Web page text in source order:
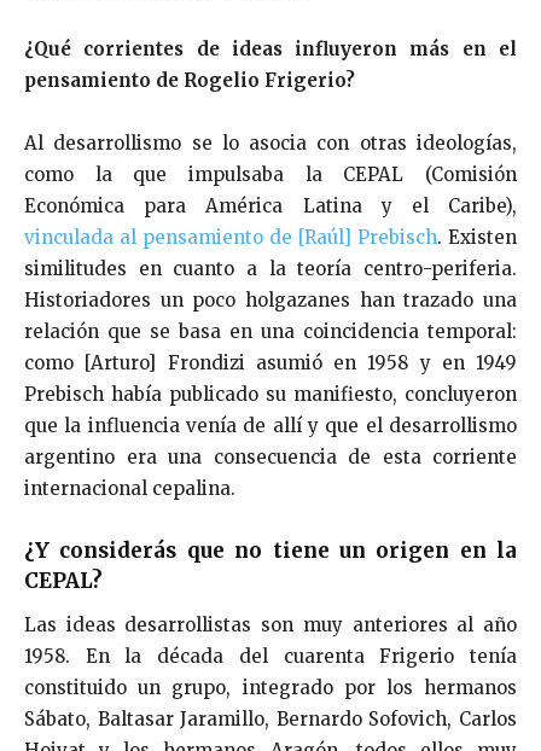
¿Qué corrientes de ideas influyeron más en el
pensamiento de Rogelio Frigerio?
Al desarrollismo se lo asocia con otras ideologías,
como la que impulsaba la CEPAL (Comisión
Económica para América Latina y el Caribe),
vinculada al pensamiento de [Raúl] Prebisch. Existen
similitudes en cuanto a la teoría centro-periferia.
Historiadores un poco holgazanes han trazado una
relación que se basa en una coincidencia temporal:
como [Arturo] Frondizi asumió en 1958 y en 1949
Prebisch había publicado su manifiesto, concluyeron
que la influencia venía de allí y que el desarrollismo
argentino era una consecuencia de esta corriente
internacional cepalina.
¿Y considerás que no tiene un origen en la
CEPAL?
Las ideas desarrollistas son muy anteriores al año
1958. En la década del cuarenta Frigerio tenía
constituido un grupo, integrado por los hermanos
Sábato, Baltasar Jaramillo, Bernardo Sofovich, Carlos